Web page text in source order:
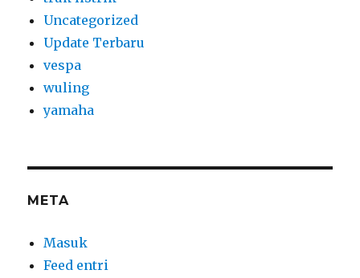
Uncategorized
Update Terbaru
vespa
wuling
yamaha
META
Masuk
Feed entri